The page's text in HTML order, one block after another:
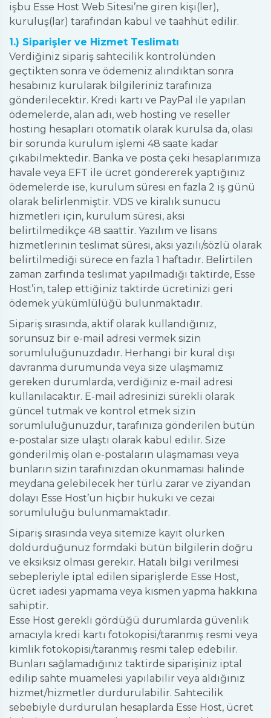
işbu Esse Host Web Sitesi’ne giren kişi(ler),
kuruluş(lar) tarafından kabul ve taahhüt edilir.
1.) Siparişler ve Hizmet Teslimatı
Verdiğiniz sipariş sahtecilik kontrolünden
geçtikten sonra ve ödemeniz alındıktan sonra
hesabınız kurularak bilgileriniz tarafınıza
gönderilecektir. Kredi kartı ve PayPal ile yapılan
ödemelerde, alan adı, web hosting ve reseller
hosting hesapları otomatik olarak kurulsa da, olası
bir sorunda kurulum işlemi 48 saate kadar
çıkabilmektedir. Banka ve posta çeki hesaplarımıza
havale veya EFT ile ücret göndererek yaptığınız
ödemelerde ise, kurulum süresi en fazla 2 iş günü
olarak belirlenmiştir. VDS ve kiralık sunucu
hizmetleri için, kurulum süresi, aksi
belirtilmedikçe 48 saattir. Yazılım ve lisans
hizmetlerinin teslimat süresi, aksi yazılı/sözlü olarak
belirtilmediği sürece en fazla 1 haftadır. Belirtilen
zaman zarfında teslimat yapılmadığı taktirde, Esse
Host’in, talep ettiğiniz taktirde ücretinizi geri
ödemek yükümlülüğü bulunmaktadır.
Sipariş sırasında, aktif olarak kullandığınız,
sorunsuz bir e-mail adresi vermek sizin
sorumluluğunuzdadır. Herhangi bir kural dışı
davranma durumunda veya size ulaşmamız
gereken durumlarda, verdiğiniz e-mail adresi
kullanılacaktır. E-mail adresinizi sürekli olarak
güncel tutmak ve kontrol etmek sizin
sorumluluğunuzdur, tarafınıza gönderilen bütün
e-postalar size ulaştı olarak kabul edilir. Size
gönderilmiş olan e-postaların ulaşmaması veya
bunların sizin tarafınızdan okunmaması halinde
meydana gelebilecek her türlü zarar ve ziyandan
dolayı Esse Host’un hiçbir hukuki ve cezai
sorumluluğu bulunmamaktadır.
Sipariş sırasında veya sitemize kayıt olurken
doldurduğunuz formdaki bütün bilgilerin doğru
ve eksiksiz olması gerekir. Hatalı bilgi verilmesi
sebepleriyle iptal edilen siparişlerde Esse Host,
ücret iadesi yapmama veya kısmen yapma hakkına
sahiptir.
Esse Host gerekli gördüğü durumlarda güvenlik
amacıyla kredi kartı fotokopisi/taranmış resmi veya
kimlik fotokopisi/taranmış resmi talep edebilir.
Bunları sağlamadığınız taktirde siparişiniz iptal
edilip sahte muamelesi yapılabilir veya aldığınız
hizmet/hizmetler durdurulabilir. Sahtecilik
sebebiyle durdurulan hesaplarda Esse Host, ücret